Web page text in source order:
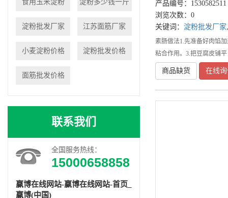
食用玉米淀粉 淀粉多少钱一斤
淀粉批发厂家 江苏面筋厂家
小麦淀粉价格 淀粉批发价格
面筋批发价格
联系我们
全国服务热线：
15000658858
赢博在线网站-赢博在线网站-首页_
赢博(中国)
产品编号：1530582511
浏览次数：0
关键词： 淀粉批发厂家,
素肠做法1.先准备好肉馅
粘合作用。3.把豆腐皮铺
商品缺货 在线